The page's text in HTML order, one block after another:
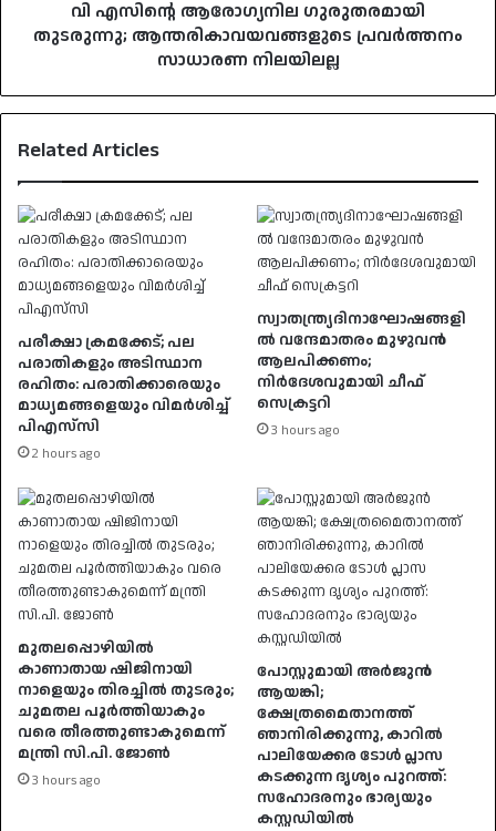
വി എസിന്റെ ആരോഗ്യനില ഗുരുതരമായി
തുടരുന്നു; ആന്തരികാവയവങ്ങളുടെ പ്രവർത്തനം
സാധാരണ നിലയിലല്ല
Related Articles
പരീക്ഷാ ക്രമക്കേട്; പല
പരാതികളും അടിസ്ഥാന
രഹിതം: പരാതിക്കാരെയും
മാധ്യമങ്ങളെയും വിമര്‍ശിച്ച്
പിഎസ്‌സി
2 hours ago
സ്വാതന്ത്ര്യദിനാഘോഷങ്ങളി
ൽ വന്ദേമാതരം മുഴുവൻ
ആലപിക്കണം;
നിർദേശവുമായി ചീഫ്
സെക്രട്ടറി
3 hours ago
മുതലപ്പൊഴിയിൽ
കാണാതായ ഷിജിനായി
നാളെയും തിരച്ചിൽ തുടരും;
ചുമതല പൂർത്തിയാകും
വരെ തീരത്തുണ്ടാകുമെന്ന്
മന്ത്രി സി.പി. ജോൺ
3 hours ago
പോസ്റ്റുമായി അർജുൻ
ആയങ്കി;
ക്ഷേത്രമൈതാനത്ത്
ഞാനിരിക്കുന്നു, കാറിൽ
പാലിയേക്കര ടോൾ പ്ലാസ
കടക്കുന്ന ദൃശ്യം പുറത്ത്:
സഹോദരനും ഭാര്യയും
കസ്റ്റഡിയിൽ